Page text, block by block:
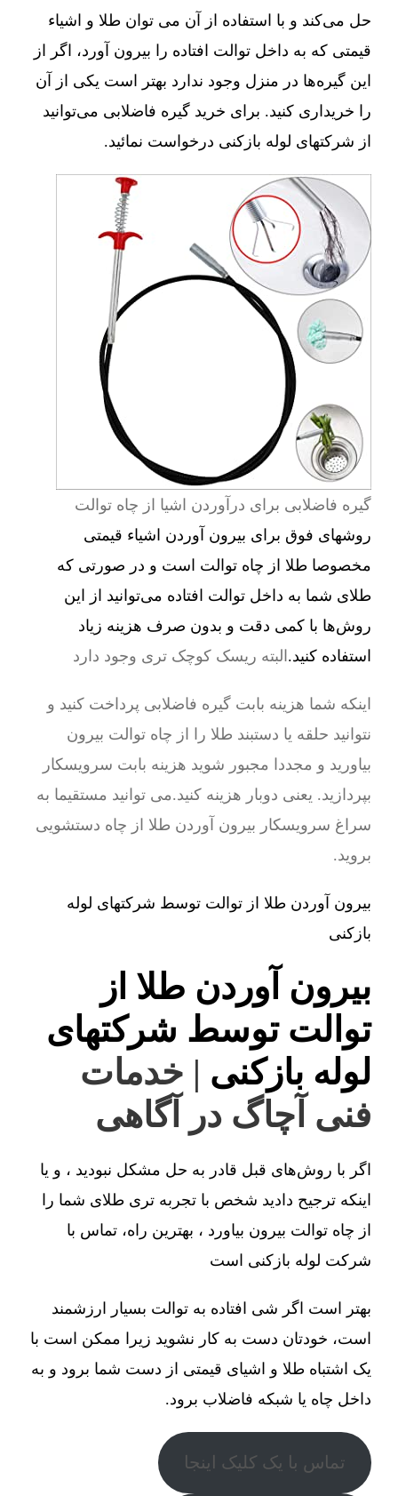
حل می‌کند و با استفاده از آن می توان طلا و اشیاء
قیمتی که به داخل توالت افتاده را بیرون آورد، اگر از
این گیره‌ها در منزل وجود ندارد بهتر است یکی از آن
را خریداری کنید. برای خرید گیره فاضلابی می‌توانید
از شرکتهای لوله بازکنی درخواست نمائید.
گیره فاضلابی برای درآوردن اشیا از چاه توالت
روشهای فوق برای بیرون آوردن اشیاء قیمتی
مخصوصا طلا از چاه توالت است و در صورتی که
طلای شما به داخل توالت افتاده می‌توانید از این
روش‌ها با کمی دقت و بدون صرف هزینه زیاد
استفاده کنید.البته ریسک کوچک تری وجود دارد
اینکه شما هزینه بابت گیره فاضلابی پرداخت کنید و
نتوانید حلقه یا دستبند طلا را از چاه توالت بیرون
بیاورید و مجددا مجبور شوید هزینه بابت سرویسکار
بپردازید. یعنی دوبار هزینه کنید.می توانید مستقیما به
سراغ سرویسکار بیرون آوردن طلا از چاه دستشویی
بروید.
بیرون آوردن طلا از توالت توسط شرکتهای لوله
بازکنی
بیرون آوردن طلا از
توالت توسط شرکتهای
لوله بازکنی | خدمات
فنی آچاگ در آگاهی
اگر با روش‌های قبل قادر به حل مشکل نبودید ، و یا
اینکه ترجیح دادید شخص با تجربه تری طلای شما را
از چاه توالت بیرون بیاورد ، بهترین راه، تماس با
شرکت لوله بازکنی است
بهتر است اگر شی افتاده به توالت بسیار ارزشمند
است، خودتان دست به کار نشوید زیرا ممکن است با
یک اشتباه طلا و اشیای قیمتی از دست شما برود و به
داخل چاه یا شبکه فاضلاب برود.
تماس با یک کلیک اینجا